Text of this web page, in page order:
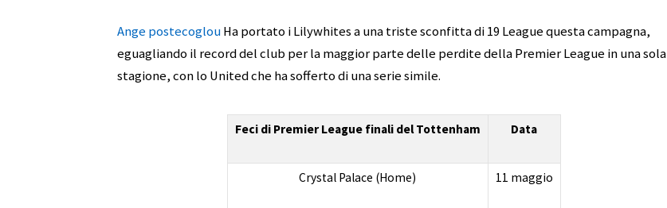
Ange postecoglouHa portato i Lilywhites a una triste sconfitta di 19 League questa campagna,
eguagliando il record del club per la maggior parte delle perdite della Premier League in una sola
stagione, con lo United che ha sofferto di una serie simile.
Feci di Premier League finali del Tottenham Data
Crystal Palace (Home) 11 maggio